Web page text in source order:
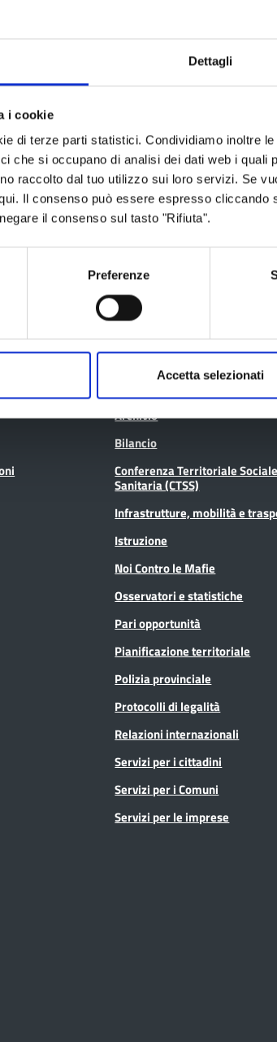
Dettagli
i cookie
di terze parti statistici. Condividiamo inoltre
che si occupano di analisi dei dati web i quali
raccolto dal tuo utilizzo sui loro servizi. Se
Il consenso può essere espresso
il consenso sul tasto "Rifiuta".
Preferenze
Accetta selezionati
Obbligatoria, come previsto dal
dall’Ordine Provincaile dei
Aree tematiche
Archivio
Bilancio
Conferenza Territoriale
Sanitaria (CTSS)
Infrastrutture, mobilità e
Istruzione
Noi Contro le Mafie
Osservatori e statistiche
Pari opportunità
Pianificazione territoriale
Polizia provinciale
Protocolli di legalità
Relazioni internazionali
Servizi per i cittadini
Servizi per i Comuni
Servizi per le imprese